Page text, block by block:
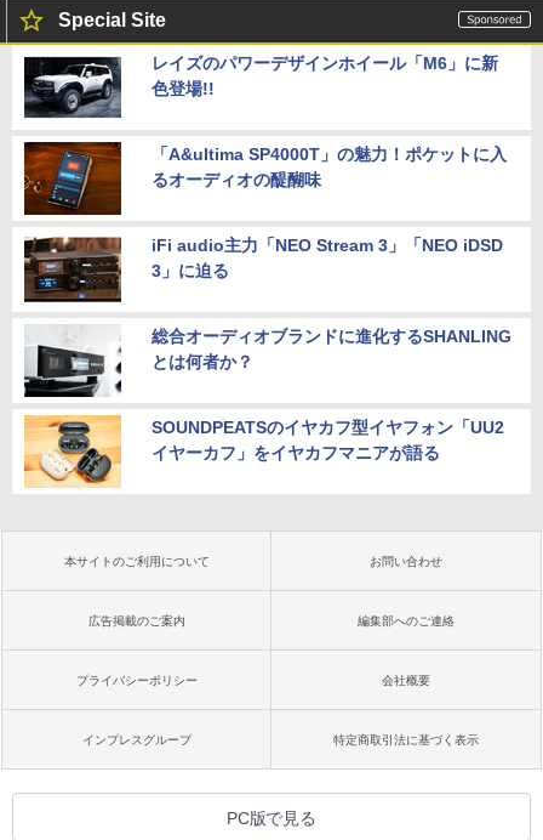
Special Site
レイズのパワーデザインホイール「M6」に新
色登場!!
「A&ultima SP4000T」の魅力！ポケットに入
るオーディオの醍醐味
iFi audio主力「NEO Stream 3」「NEO iDSD
3」に迫る
総合オーディオブランドに進化するSHANLING
とは何者か？
SOUNDPEATSのイヤカフ型イヤフォン「UU2
イヤーカフ」をイヤカフマニアが語る
本サイトのご利用について お問い合わせ
広告掲載のご案内 編集部へのご連絡
プライバシーポリシー 会社概要
インプレスグループ 特定商取引法に基づく表示
PC版で見る